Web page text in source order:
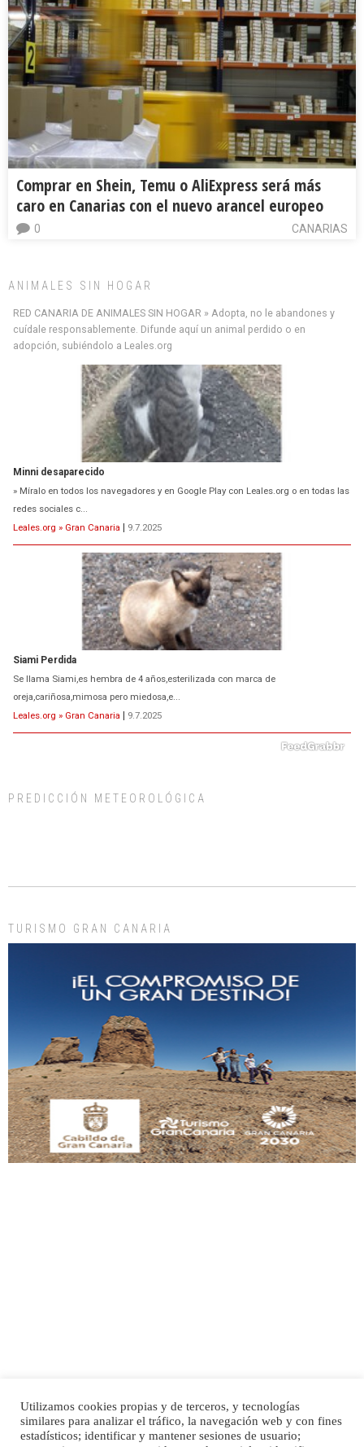
Comprar en Shein, Temu o AliExpress será más
caro en Canarias con el nuevo arancel europeo
CANARIAS
0
ANIMALES SIN HOGAR
RED CANARIA DE ANIMALES SIN HOGAR » Adopta, no le abandones y
cuídale responsablemente. Difunde aquí un animal perdido o en
adopción, subiéndolo a Leales.org
Minni desaparecido
» Míralo en todos los navegadores y en Google Play con Leales.org o en todas las
redes sociales c...
Leales.org » Gran Canaria | 9.7.2025
Siami Perdida
Se llama Siami,es hembra de 4 años,esterilizada con marca de
oreja,cariñosa,mimosa pero miedosa,e...
Leales.org » Gran Canaria | 9.7.2025
días, ella incluida...
Gato manso encontrado
Este gato macho ha aparecido en la calle hace menos de un mes, es muy
manso y extremadamente cari...
Leales.org » Gran Canaria | 9.7.2025
SHIBA PERDIDO AVDA JOSE MESA Y LOPEZ
PERRO MACHO RAZA SHIBA CON MICROCHIP PERDIDO HOY 06/07/2025 ZONA
PREDICCIÓN METEOROLÓGICA
TURISMO GRAN CANARIA
Inicio Publicidad Política de privacidad
Utilizamos cookies propias y de terceros, y tecnologías
similares para analizar el tráfico, la navegación web y con fines
estadísticos; identificar y mantener sesiones de usuario;